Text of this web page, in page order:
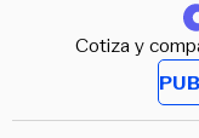
Cotiza y